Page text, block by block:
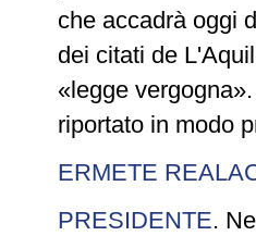
che accadrà oggi
dei citati de
«legge
riportato in modo
ERMETE
PRESIDENTE.